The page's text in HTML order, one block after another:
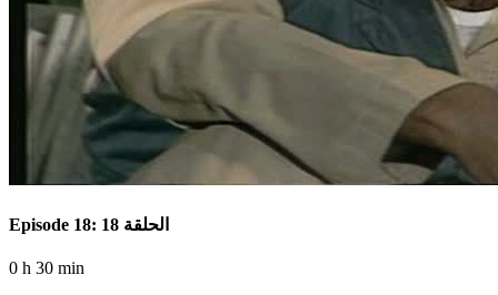
Episode 18: الحلقة 18
0 h 30 min